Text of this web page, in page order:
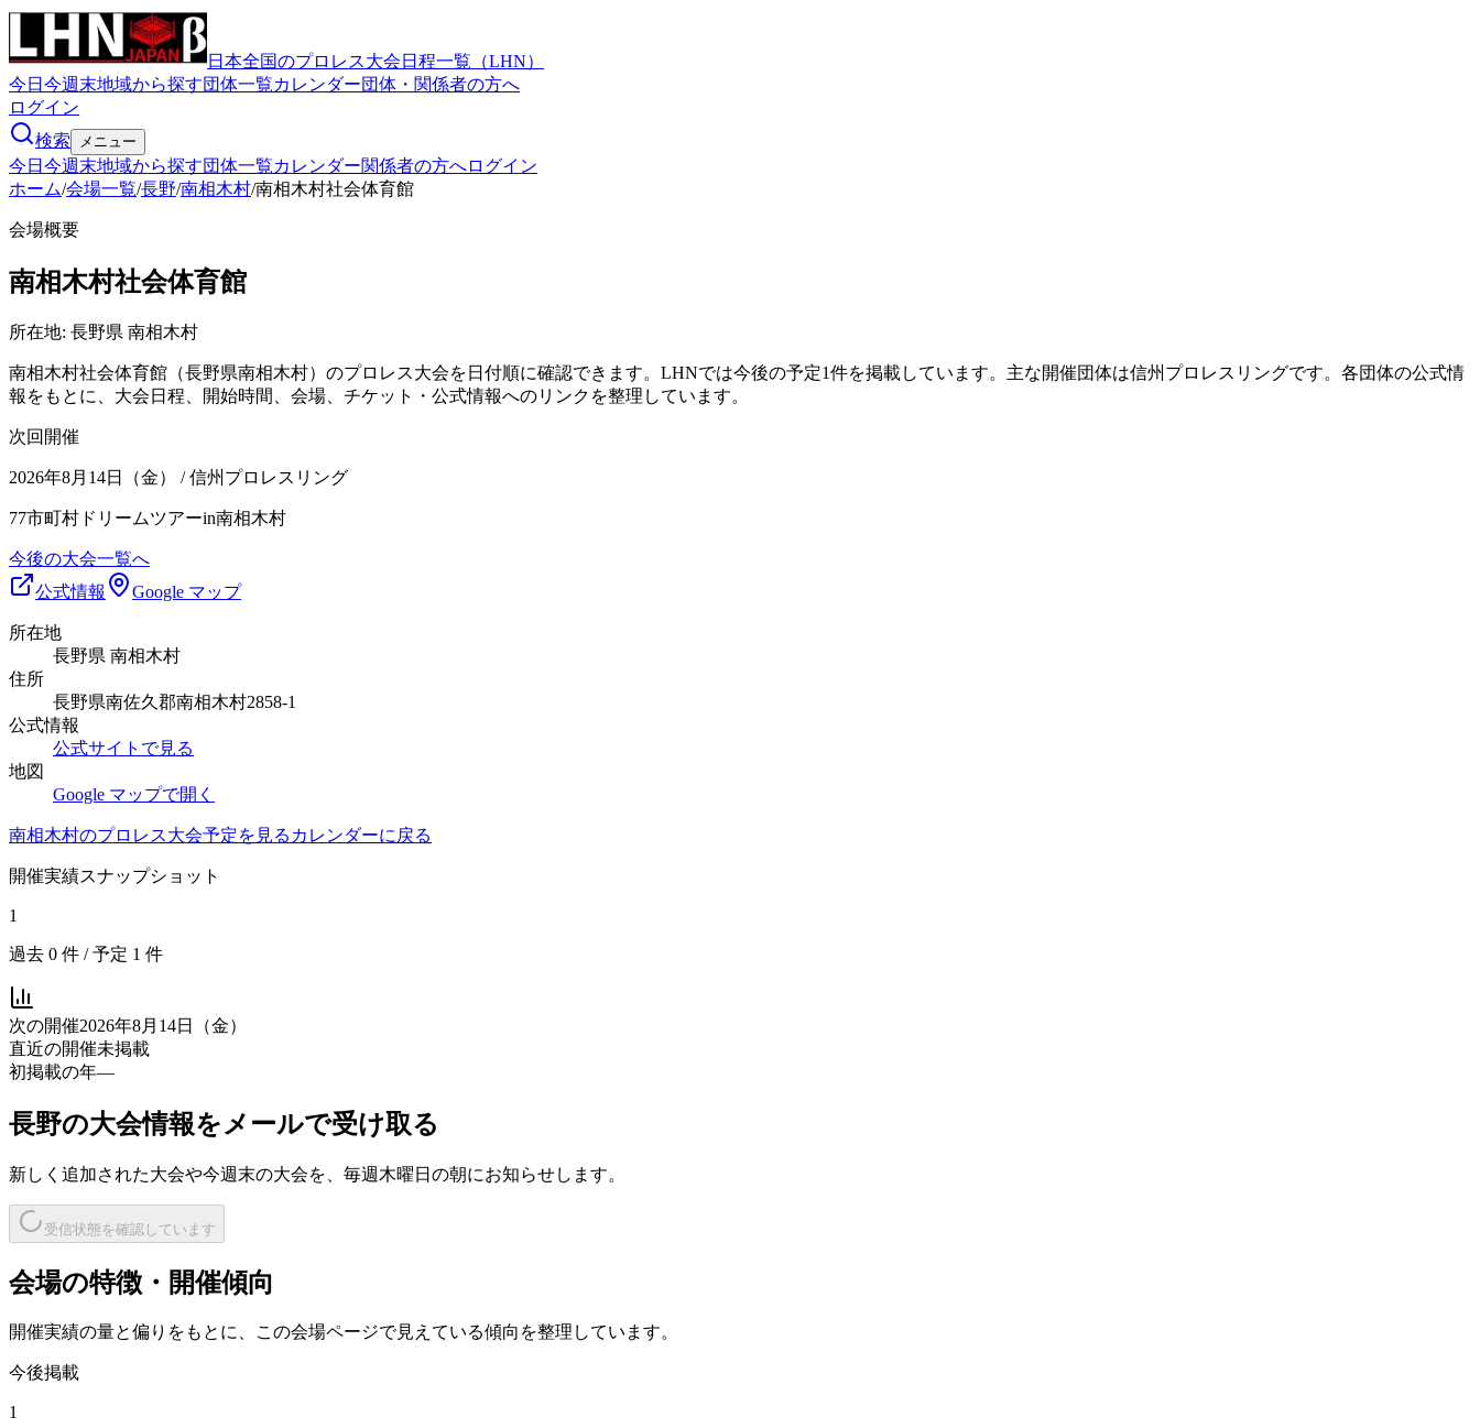
日本全国のプロレス大会日程一覧（LHN）
今日 今週末地域から探す団体一覧カレンダー団体・関係者の方へ
ログイン
検索
メニュー
今日 今週末地域から探す団体一覧カレンダー関係者の方へログイン
ホーム/会場一覧/長野/南相木村/南相木村社会体育館
会場概要
南相木村社会体育館
所在地: 長野県 南相木村
南相木村社会体育館（長野県南相木村）のプロレス大会を日付順に確認できます。LHNでは今後の予定1件を掲載しています。主な開催団体は信州プロレスリングです。各団体の公式情
報をもとに、大会日程、開始時間、会場、チケット・公式情報へのリンクを整理しています。
次回開催
2026年8月14日（金） / 信州プロレスリング
77市町村ドリームツアーin南相木村
今後の大会一覧へ
公式情報
Google マップ
所在地
長野県 南相木村
住所
長野県南佐久郡南相木村2858-1
公式情報
公式サイトで見る
地図
Google マップで開く
南相木村のプロレス大会予定を見る カレンダーに戻る
開催実績スナップショット
1
過去 0 件 / 予定 1 件
次の開催2026年8月14日（金）
直近の開催未掲載
初掲載の年—
長野の大会情報をメールで受け取る
新しく追加された大会や今週末の大会を、 毎週木曜日の朝にお知らせします。
受信状態を確認しています
会場の特徴・開催傾向
開催実績の量と偏りをもとに、この会場ページで見えている傾向を整理しています。
今後掲載
1